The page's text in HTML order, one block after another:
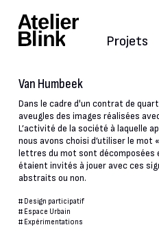
Projets
Van Humbeek
Dans le cadre d'un contrat de
aveugles des images réalisées
L’activité de la société à laquelle
nous avons choisi d’utiliser le mot
lettres du mot sont décomposées
étaient invités à jouer avec ces
abstraits ou non.
# Design participatif
# Espace Urbain
# Expérimentations